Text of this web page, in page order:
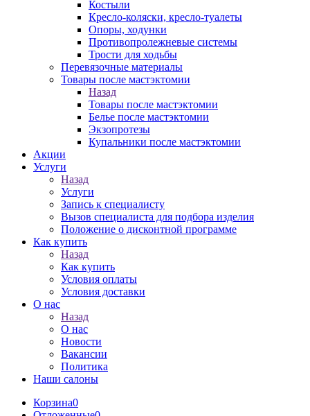
Костыли
Кресло-коляски, кресло-туалеты
Опоры, ходунки
Противопролежневые системы
Трости для ходьбы
Перевязочные материалы
Товары после мастэктомии
Назад
Товары после мастэктомии
Белье после мастэктомии
Экзопротезы
Купальники после мастэктомии
Акции
Услуги
Назад
Услуги
Запись к специалисту
Вызов специалиста для подбора изделия
Положение о дисконтной программе
Как купить
Назад
Как купить
Условия оплаты
Условия доставки
О нас
Назад
О нас
Новости
Вакансии
Политика
Наши салоны
Корзина0